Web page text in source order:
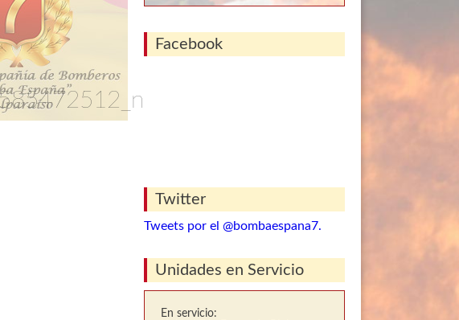
Facebook
Twitter
Tweets por el @bombaespana7.
Unidades en Servicio
En servicio: